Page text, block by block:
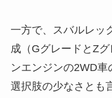
一方で、スバルレッ
成（GグレードとZ
ンエンジンの2WD
選択肢の少なさとも